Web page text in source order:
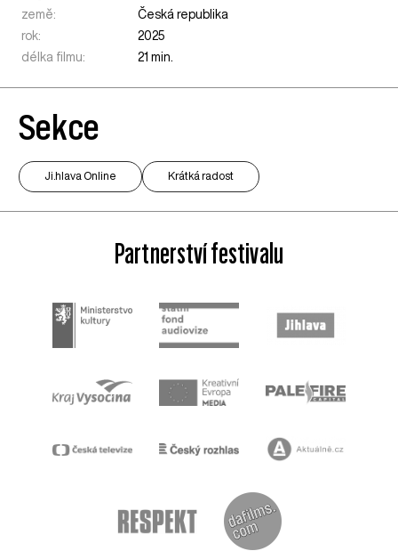
země:
Česká republika
rok:
2025
délka filmu:
21 min.
Sekce
Ji.hlava Online Krátká radost
Partnerství festivalu